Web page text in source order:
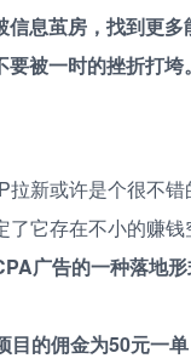
息茧房，找到更
被一时的挫折打垮。
新或许是个很不错
它存在不小的赚钱
广告的一种落地
目的佣金为50元一